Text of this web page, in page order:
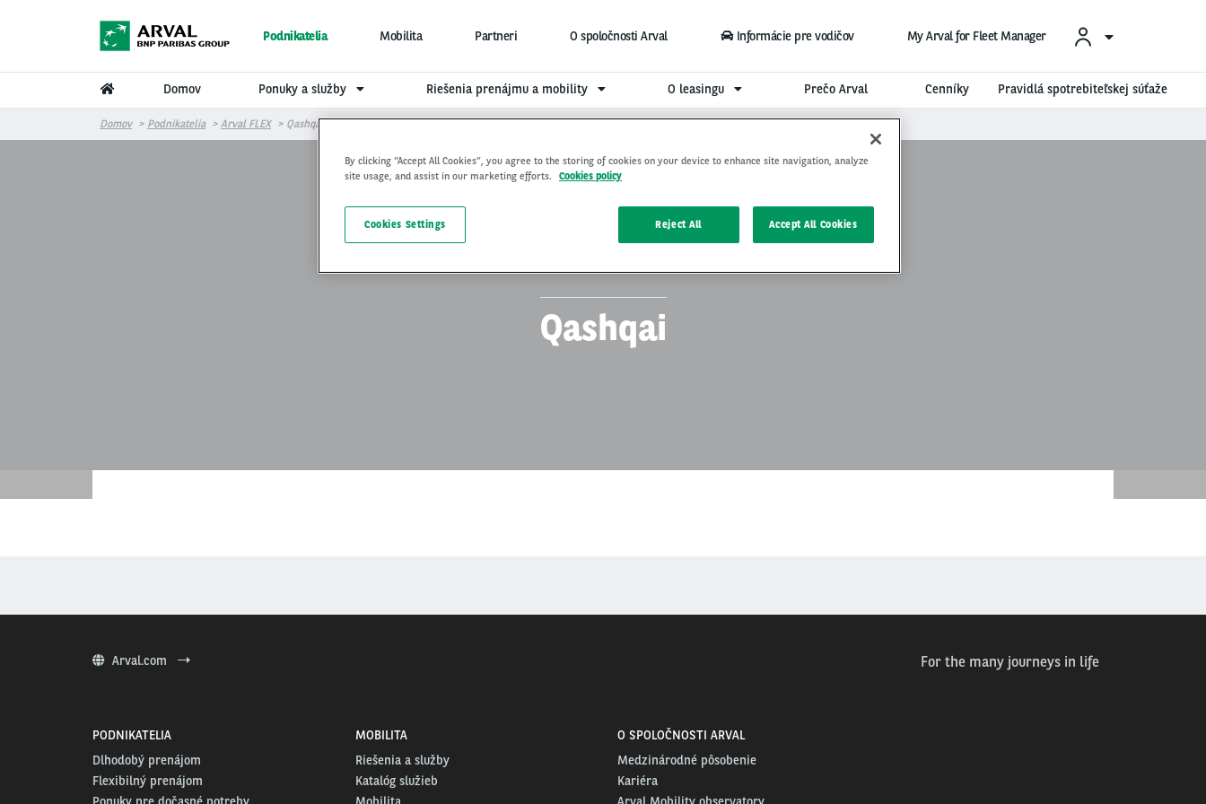
Podnikatelia Mobilita Partneri O spoločnosti Arval Informácie pre vodičov My Arval for Fleet Manager
Domov Ponuky a služby Riešenia prenájmu a mobility O leasingu Prečo Arval Cenníky Pravidlá spotrebiteľskej súťaže
Domov Podnikatelia Arval FLEX Qashqai
Qashqai
Arval.com For the many journeys in life
PODNIKATELIA
Dlhodobý prenájom
Flexibilný prenájom
MOBILITA
Riešenia a služby
Katalóg služieb
O SPOLOČNOSTI ARVAL
Medzinárodné pôsobenie
Kariéra
By clicking “Accept All Cookies”, you agree to the storing of cookies on your device to enhance site navigation, analyze
site usage, and assist in our marketing efforts.
Cookies policy
Reject All Accept All Cookies
Cookies Settings